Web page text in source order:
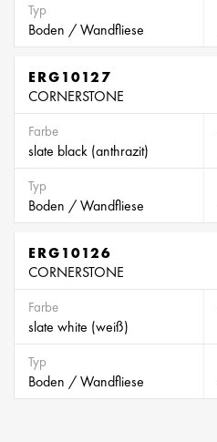
Typ
Boden / Wandfliese
ERG10127
CORNERSTONE
Farbe
slate black (anthrazit)
Typ
Boden / Wandfliese
ERG10126
CORNERSTONE
Farbe
slate white (weiß)
Typ
Boden / Wandfliese